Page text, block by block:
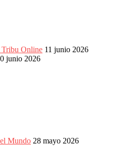
Tribu Online 11 junio 2026
junio 2026
Mundo 28 mayo 2026